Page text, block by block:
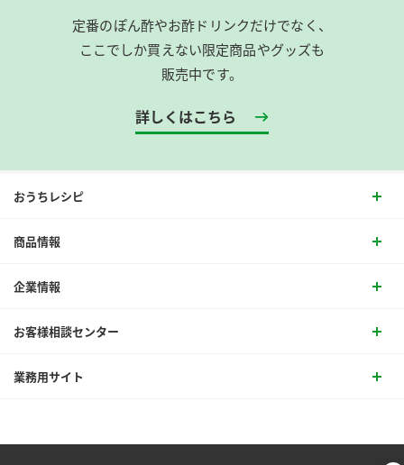
定番のぽん酢やお酢ドリンクだけでなく、
ここでしか買えない限定商品やグッズも
販売中です。
詳しくはこちら
おうちレシピ
商品情報
企業情報
お客様相談センター
業務用サイト